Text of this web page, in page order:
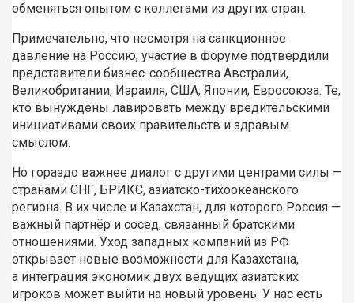
обменяться опытом с коллегами из других стран.
Примечательно, что несмотря на санкционное
давление на Россию, участие в форуме подтвердили
представители бизнес-сообщества Австралии,
Великобритании, Израиля, США, Японии, Евросоюза. Те,
кто вынуждены лавировать между вредительскими
инициативами своих правительств и здравым
смыслом.
Но гораздо важнее диалог с другими центрами силы —
странами СНГ, БРИКС, азиатско-тихоокеанского
региона. В их числе и Казахстан, для которого Россия —
важный партнёр и сосед, связанный братскими
отношениями. Уход западных компаний из РФ
открывает новые возможности для Казахстана,
а интеграция экономик двух ведущих азиатских
игроков может выйти на новый уровень. У нас есть